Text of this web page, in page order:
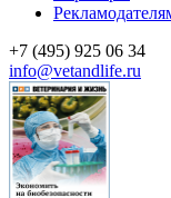
+7 (495) 925 06 34
info@vetandlife.ru